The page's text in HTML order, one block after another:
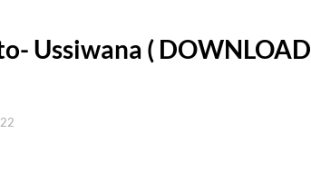
Ussiwana ( DOWNLOAD